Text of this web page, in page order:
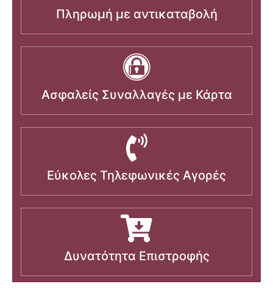
Πληρωμή με αντικαταβολή
Ασφαλείς Συναλλαγές με Κάρτα
Εύκολες Τηλεφωνικές Αγορές
Δυνατότητα Επιστροφής